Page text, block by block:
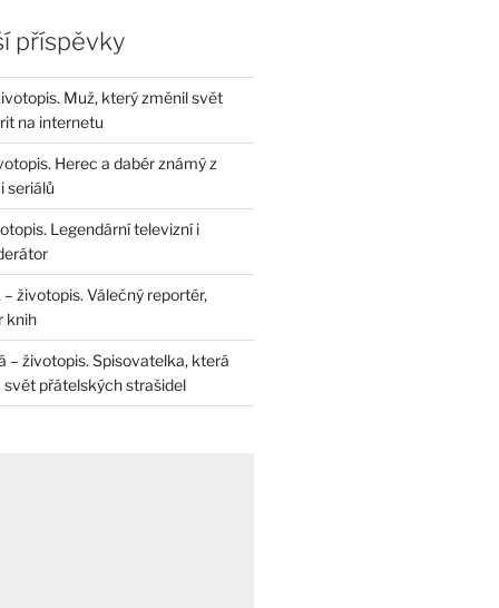
příspěvky
Muž, který změnil svět
na internetu
Herec a dabér známý z
seriálů
Legendární televizní i
životopis. Válečný reportér,
knih
– životopis. Spisovatelka, která
přátelských strašidel